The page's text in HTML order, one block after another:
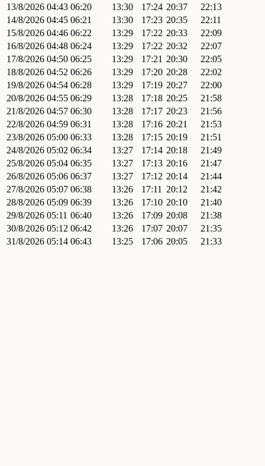
13/8/2026 04:43 06:20 13:30 17:24 20:37
22:13
14/8/2026 04:45 06:21 13:30 17:23 20:35
22:11
15/8/2026 04:46 06:22 13:29 17:22 20:33
22:09
16/8/2026 04:48 06:24 13:29 17:22 20:32
22:07
17/8/2026 04:50 06:25 13:29 17:21 20:30
22:05
18/8/2026 04:52 06:26 13:29 17:20 20:28
22:02
19/8/2026 04:54 06:28 13:29 17:19 20:27
22:00
20/8/2026 04:55 06:29 13:28 17:18 20:25
21:58
21/8/2026 04:57 06:30 13:28 17:17 20:23
21:56
22/8/2026 04:59 06:31 13:28 17:16 20:21
21:53
23/8/2026 05:00 06:33 13:28 17:15 20:19
21:51
24/8/2026 05:02 06:34 13:27 17:14 20:18
21:49
25/8/2026 05:04 06:35 13:27 17:13 20:16
21:47
26/8/2026 05:06 06:37 13:27 17:12 20:14
21:44
27/8/2026 05:07 06:38 13:26 17:11 20:12
21:42
28/8/2026 05:09 06:39 13:26 17:10 20:10
21:40
29/8/2026 05:11 06:40 13:26 17:09 20:08
21:38
30/8/2026 05:12 06:42 13:26 17:07 20:07
21:35
31/8/2026 05:14 06:43 13:25 17:06 20:05 21:33